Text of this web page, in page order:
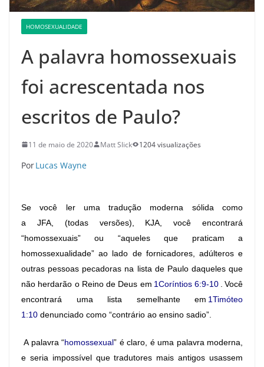
HOMOSEXUALIDADE
A palavra homossexuais
foi acrescentada nos
escritos de Paulo?
11 de maio de 2020 Matt Slick 1204 visualizações
PorLucas Wayne
Se você ler uma tradução moderna sólida como
a JFA, (todas versões), KJA, você encontrará
“homossexuais” ou “aqueles que praticam a
homossexualidade” ao lado de fornicadores, adúlteros e
outras pessoas pecadoras na lista de Paulo daqueles que
não herdarão o Reino de Deus em 1Coríntios 6:9-10 . Você
encontrará uma lista semelhante em 1Timóteo
1:10 denunciado como “contrário ao ensino sadio”.
A palavra “homossexual” é claro, é uma palavra moderna,
e seria impossível que tradutores mais antigos usassem